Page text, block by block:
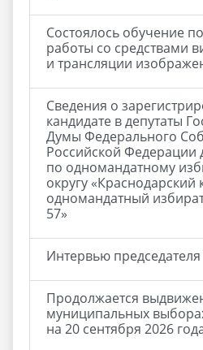
Состоялось обучение
работы со средствами
и трансляции
Сведения о
кандидате в депутаты
Думы Федерального
Российской Федерации
по одномандатному
округу
одномандатный
57»
Интервью
Продолжается
муниципальных
на 20 сентября 2026